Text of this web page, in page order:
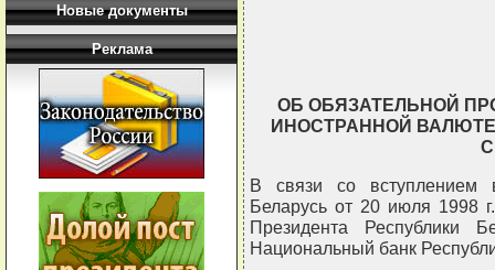
Новые документы
Реклама
ОБ ОБЯЗАТЕЛЬНОЙ
ИНОСТРАННОЙ
В связи со вступлением
Беларусь от 20 июля 1998
Президента
Национальный банк